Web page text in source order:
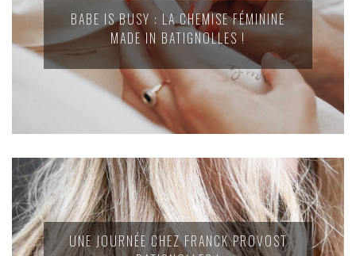
BABE IS BUSY : LA CHEMISE FÉMININE
MADE IN BATIGNOLLES !
UNE JOURNÉE CHEZ FRANCK PROVOST